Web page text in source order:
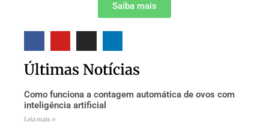
Saiba mais
Últimas Notícias
Como funciona a contagem automática de ovos com
inteligência artificial
Leia mais »